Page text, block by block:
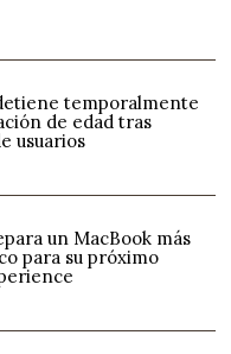
temporalmente
de edad tras
usuarios
un MacBook más
para su próximo